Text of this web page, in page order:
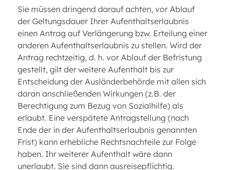
Sie müssen dringend darauf achten, vor Ablauf
der Geltungsdauer Ihrer Aufenthaltserlaubnis
einen Antrag auf Verlängerung bzw. Erteilung einer
anderen Aufenthaltserlaubnis zu stellen. Wird der
Antrag rechtzeitig, d. h. vor Ablauf der Befristung
gestellt, gilt der weitere Aufenthalt bis zur
Entscheidung der Ausländerbehörde mit allen sich
daran anschließenden Wirkungen (z.B. der
Berechtigung zum Bezug von Sozialhilfe) als
erlaubt. Eine verspätete Antragstellung (nach
Ende der in der Aufenthaltserlaubnis genannten
Frist) kann erhebliche Rechtsnachteile zur Folge
haben. Ihr weiterer Aufenthalt wäre dann
unerlaubt. Sie sind dann ausreisepflichtig.